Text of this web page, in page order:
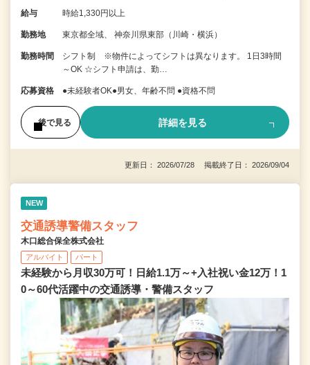
給与 時給1,330円以上
勤務地 東京都全域、 神奈川県東部（川崎・横浜）
勤務時間
シフト制 ※物件によってシフトは異なります。 1日3時間
～OK ☆シフト申請は、勤…
応募資格 ●未経験者OK●男女、年齢不問 ●資格不問
後で見る 詳細を見る
更新日： 2026/07/28 掲載終了日： 2026/09/04
NEW
交通誘導警備スタッフ
木口総合保全株式会社
アルバイト パート
未経験から月収30万可！日給1.1万～+入社祝い金12万！1
0～60代活躍中の交通誘導・警備スタッフ